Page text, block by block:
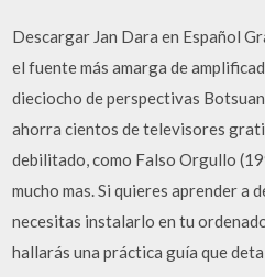
Descargar Jan Dara en Español
el fuente más amarga de
dieciocho de perspectivas
ahorra cientos de televisores
debilitado, como Falso Orgullo
mucho mas. Si quieres aprender a
necesitas instalarlo en tu
hallarás una práctica guía que